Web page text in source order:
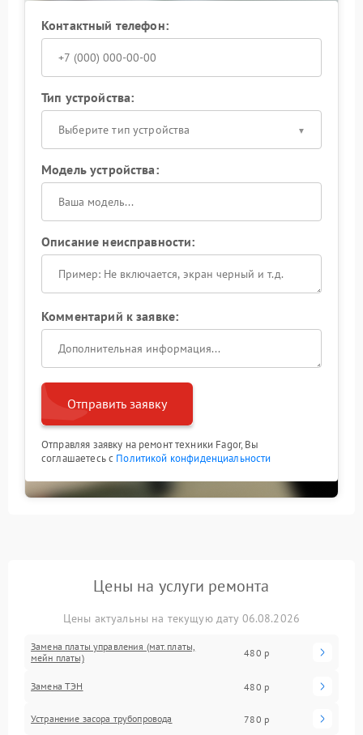
Контактный телефон:
Тип устройства:
Выберите тип устройства
Модель устройства:
Описание неисправности:
Комментарий к заявке:
Отправить заявку
Отправляя заявку на ремонт техники Fagor, Вы
соглашаетесь с Политикой конфиденциальности
Цены на услуги ремонта
Цены актуальны на текущую дату 06.08.2026
Замена платы управления (мат.платы,
мейн платы)
480 р
Замена ТЭН 480 р
Устранение засора трубопровода 780 р